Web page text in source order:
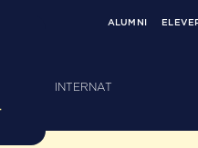
ALUMNI
INTERNAT